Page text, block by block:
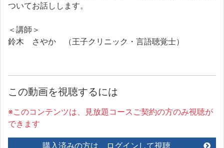
ついてお話しします。
＜講師＞
鈴木 さやか （王子クリニック・言語聴覚士）
この動画を視聴するには
※このコンテンツは、見放題コースご契約の方のみ視聴が
できます
購入済みの方は、ログインして視聴